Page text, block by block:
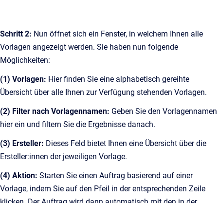
Schritt 2: Nun öffnet sich ein Fenster, in welchem Ihnen alle
Vorlagen angezeigt werden. Sie haben nun folgende
Möglichkeiten:
(1) Vorlagen: Hier finden Sie eine alphabetisch gereihte
Übersicht über alle Ihnen zur Verfügung stehenden Vorlagen.
(2) Filter nach Vorlagennamen: Geben Sie den Vorlagennamen
hier ein und filtern Sie die Ergebnisse danach.
(3) Ersteller: Dieses Feld bietet Ihnen eine Übersicht über die
Ersteller:innen der jeweiligen Vorlage.
(4) Aktion: Starten Sie einen Auftrag basierend auf einer
Vorlage, indem Sie auf den Pfeil in der entsprechenden Zeile